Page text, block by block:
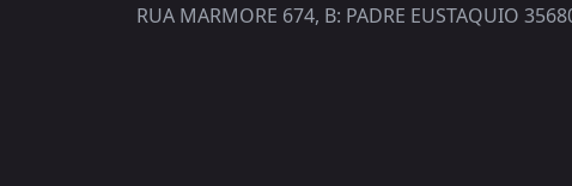
RUA MARMORE 674, B: PADRE EUSTAQUIO